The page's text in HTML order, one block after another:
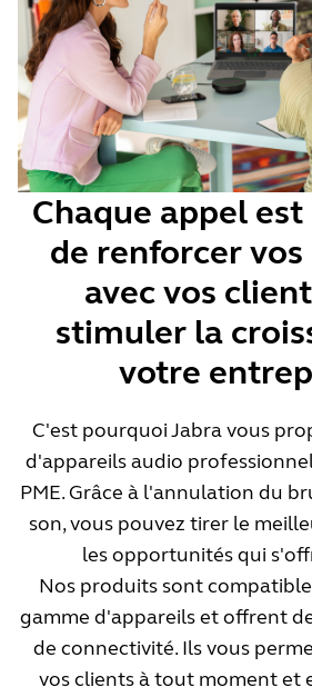
Chaque appel
de renforcer
avec vos
stimuler la
votre
C'est pourquoi Jabra vous
d'appareils audio
PME. Grâce à l'annulation du
son, vous pouvez tirer le
les opportunités qui
Nos produits sont
gamme d'appareils et offrent
de connectivité. Ils vous
vos clients à tout moment et